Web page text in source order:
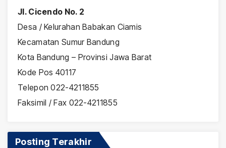
Jl. Cicendo No. 2
Desa / Kelurahan Babakan Ciamis
Kecamatan Sumur Bandung
Kota Bandung – Provinsi Jawa Barat
Kode Pos 40117
Telepon 022-4211855
Faksimil / Fax 022-4211855
Posting Terakhir